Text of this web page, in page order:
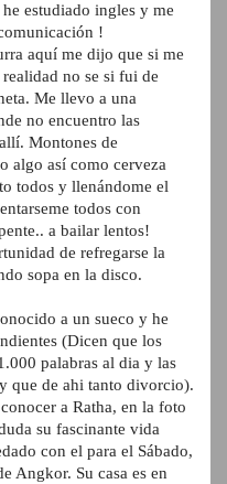
estudiado ingles y me
!
aquí me dijo que si me
no se si fui de
Me llevo a una
no encuentro las
Montones de
algo así como cerveza
todos y llenándome el
todos con
a bailar lentos!
de refregarse la
sopa en la disco.
a un sueco y he
(Dicen que los
palabras al dia y las
que de ahi tanto divorcio).
a Ratha, en la foto
su fascinante vida
con el para el Sábado,
Angkor. Su casa es en